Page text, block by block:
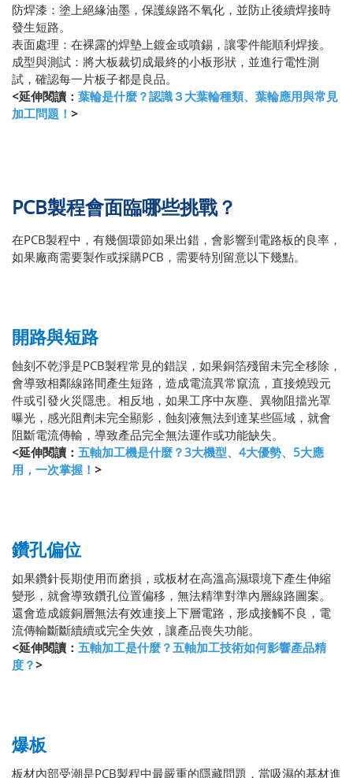
防焊漆：塗上絕緣油墨，保護線路不氧化，並防止後續焊接時
發生短路。
表面處理：在裸露的焊墊上鍍金或噴錫，讓零件能順利焊接。
成型與測試：將大板裁切成最終的小板形狀，並進行電性測
試，確認每一片板子都是良品。
<延伸閱讀： 葉輪是什麼？認識３大葉輪種類、葉輪應用與常見
加工問題！ >
PCB製程會面臨哪些挑戰？
在PCB製程中，有幾個環節如果出錯，會影響到電路板的良率，
如果廠商需要製作或採購PCB，需要特別留意以下幾點。
開路與短路
蝕刻不乾淨是PCB製程常見的錯誤，如果銅箔殘留未完全移除，
會導致相鄰線路間產生短路，造成電流異常竄流，直接燒毀元
件或引發火災隱患。相反地，如果工序中灰塵、異物阻擋光罩
曝光，感光阻劑未完全顯影，蝕刻液無法到達某些區域，就會
阻斷電流傳輸，導致產品完全無法運作或功能缺失。
<延伸閱讀： 五軸加工機是什麼？3大機型、4大優勢、5大應
用，一次掌握！ >
鑽孔偏位
如果鑽針長期使用而磨損，或板材在高溫高濕環境下產生伸縮
變形，就會導致鑽孔位置偏移，無法精準對準內層線路圖案。
還會造成鍍銅層無法有效連接上下層電路，形成接觸不良，電
流傳輸斷斷續續或完全失效，讓產品喪失功能。
<延伸閱讀： 五軸加工是什麼？五軸加工技術如何影響產品精
度？>
爆板
板材內部受潮是PCB製程中最嚴重的隱藏問題，當吸濕的基材進